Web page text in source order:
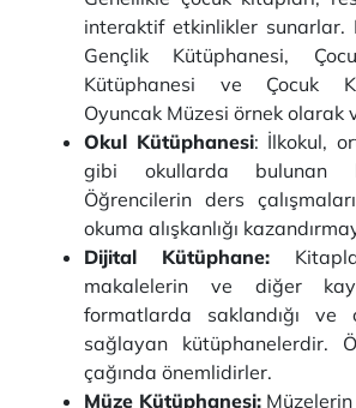
interaktif etkinlikler sunarlar.
Gençlik Kütüphanesi,
Kütüphanesi ve Çocuk
Oyuncak Müzesi örnek olarak
Okul Kütüphanesi: İlkokul,
gibi okullarda bulunan
Öğrencilerin ders
okuma alışkanlığı
Dijital Kütüphane:
makalelerin ve diğer
formatlarda saklandığı ve
sağlayan kütüphanelerdir.
çağında önemlidirler.
Müze Kütüphanesi: